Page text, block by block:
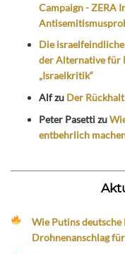
Campaign - ZERA
Die
der Alternative für
„Israelkritik“
Alfzu Der
Peter Pasettizu
entbehrlich
Wie Putins deutsche
Drohnenanschlag